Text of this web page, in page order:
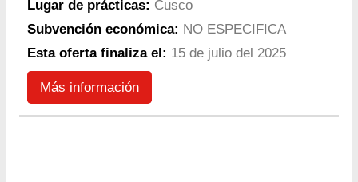
Lugar de prácticas: Cusco
Subvención económica: NO ESPECIFICA
Esta oferta finaliza el: 15 de julio del 2025
Más información